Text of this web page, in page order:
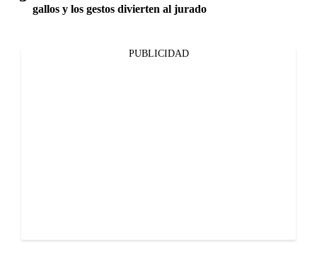
gallos y los gestos divierten al jurado
PUBLICIDAD